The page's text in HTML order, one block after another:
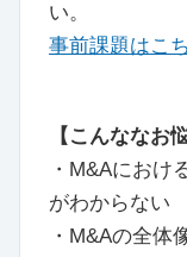
い。
事前課題はこ
【こんななお
・M&Aにおけ
がわからない
・M&Aの全体